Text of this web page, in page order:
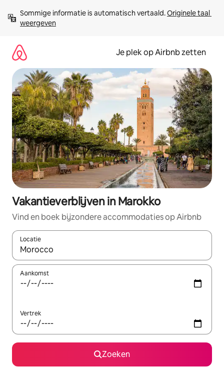
direct
naar
Sommige informatie is automatisch vertaald. Originele taal
weergeven
Je plek op Airbnb zetten
Vakantieverblijven in Marokko
Vind en boek bijzondere accommodaties op Airbnb
Locatie
Wanneer er resultaten beschikbaar zijn, maak je een keuze
Aankomst
Vertrek
Zoeken